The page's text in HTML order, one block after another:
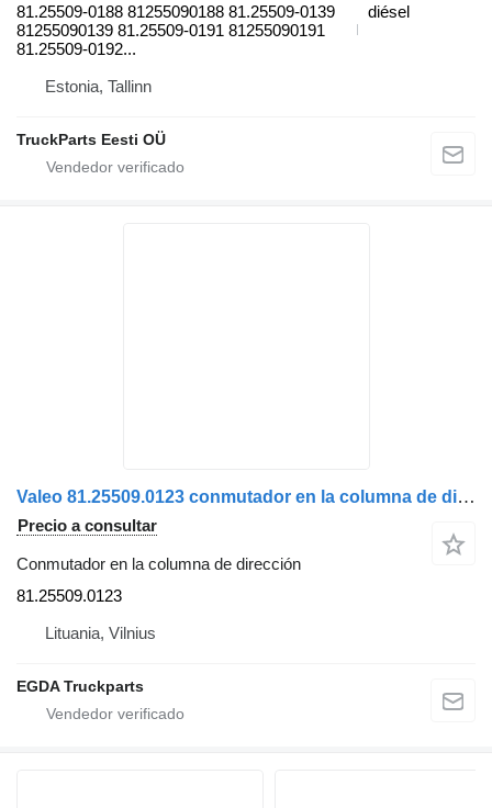
81.25509-0188 81255090188 81.25509-0139
81255090139 81.25509-0191 81255090191
81.25509-0192...
diésel
Estonia, Tallinn
TruckParts Eesti OÜ
Valeo 81.25509.0123 conmutador en la columna de dirección para MAN cabeza tractora
Precio a consultar
Conmutador en la columna de dirección
81.25509.0123
Lituania, Vilnius
EGDA Truckparts